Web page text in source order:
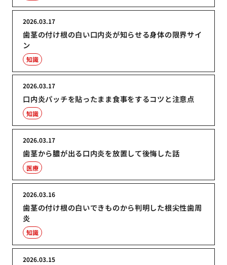
歯茎の付け根の白い口内炎が知らせる身体の限界サイ
ン
2026.03.17
知識
口内炎パッチを貼ったまま食事をするコツと注意点
2026.03.17
知識
歯茎から膿が出る口内炎を放置して後悔した話
2026.03.17
医療
歯茎の付け根の白いできものから判明した根尖性歯周
炎
2026.03.16
知識
2026.03.15